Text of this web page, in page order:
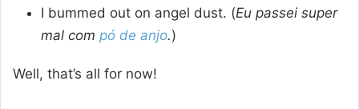
I bummed out on angel dust. (Eu passei super
mal com pó de anjo.)
Well, that’s all for now!